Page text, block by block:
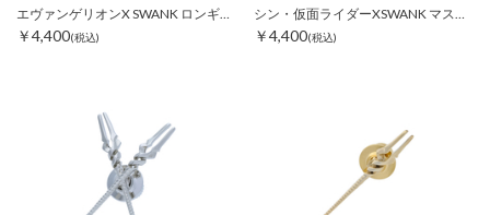
エヴァンゲリオンX SWANK ロンギヌスの槍クロスピンズ ブラック
￥4,400(税込)
シン・仮面ライダーXSWANK マスクピンズ
￥4,400(税込)